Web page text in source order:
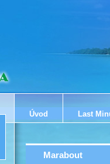
Úvod Last
Marabout